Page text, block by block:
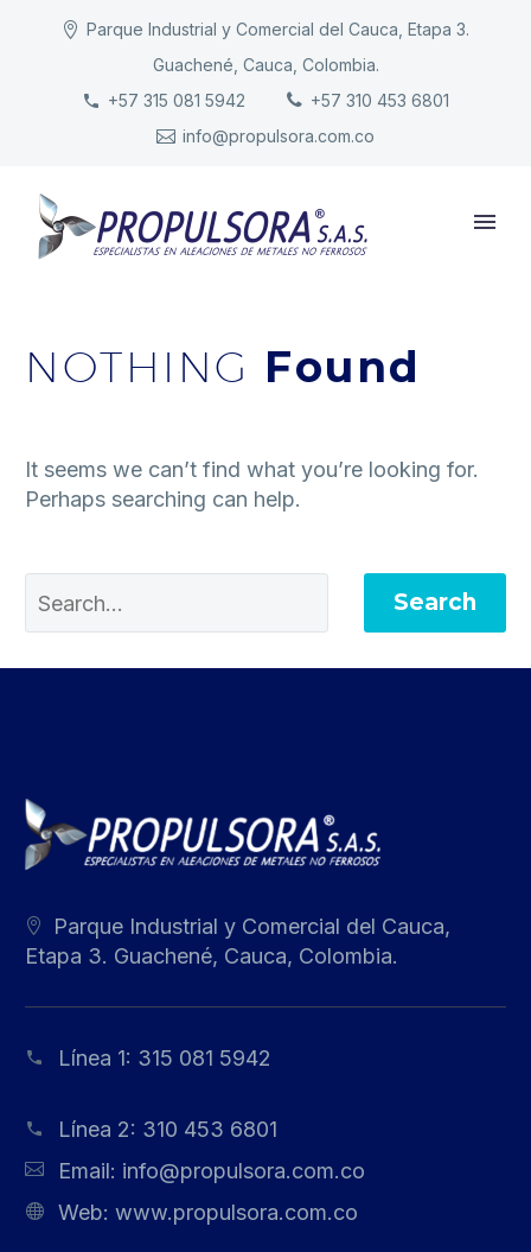
Parque Industrial y Comercial del Cauca, Etapa 3.
Guachené, Cauca, Colombia.
+57 315 081 5942
+57 310 453 6801
info@propulsora.com.co
INICIO
PRODUCTOS
NOTHING Found
It seems we can’t find what you’re looking for.
Perhaps searching can help.
Search
Parque Industrial y Comercial del Cauca,
Etapa 3. Guachené, Cauca, Colombia.
Línea 1: 315 081 5942
Línea 2: 310 453 6801
Email: info@propulsora.com.co
Web: www.propulsora.com.co